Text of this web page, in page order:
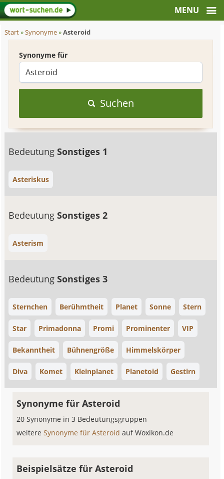
Start»Synonyme»Asteroid
Synonyme für
Suchen
BedeutungSonstiges 1
Asteriskus
BedeutungSonstiges 2
Asterism
BedeutungSonstiges 3
Sternchen Berühmtheit Planet Sonne Stern
Star Primadonna Promi Prominenter VIP
Bekanntheit Bühnengröße Himmelskörper
Diva Komet Kleinplanet Planetoid Gestirn
Synonyme für Asteroid
20 Synonyme in 3 Bedeutungsgruppen
weitereSynonyme für Asteroidauf Woxikon.de
Beispielsätze für Asteroid